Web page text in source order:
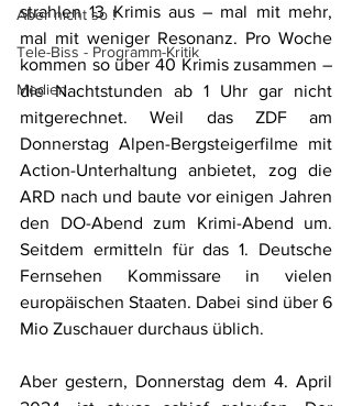
Aber nicht so !
Tele-Biss - Programm-Kritik
Medien
strahlen 13 Krimis aus – mal mit mehr,
mal mit weniger Resonanz. Pro Woche
kommen so über 40 Krimis zusammen –
die Nachtstunden ab 1 Uhr gar nicht
mitgerechnet. Weil das ZDF am
Donnerstag Alpen-Bergsteigerfilme mit
Action-Unterhaltung anbietet, zog die
ARD nach und baute vor einigen Jahren
den DO-Abend zum Krimi-Abend um.
Seitdem ermitteln für das 1. Deutsche
Fernsehen Kommissare in vielen
europäischen Staaten. Dabei sind über 6
Mio Zuschauer durchaus üblich.
Aber gestern, Donnerstag dem 4. April